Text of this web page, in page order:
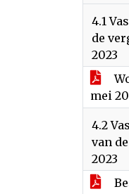
4.1
de
2023
mei
4.2
van
2023